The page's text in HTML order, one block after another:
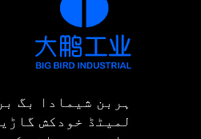
ہربن شیمادا بگ
لمیٹڈ خودکش